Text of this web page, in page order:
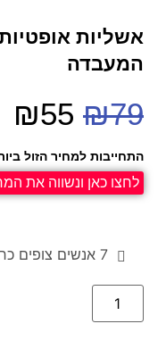
אשליות
המעבדה
₪79
₪55
התחייבות למחיר הזול
לחצו כאן ונשווה את
7 אנשים צופים